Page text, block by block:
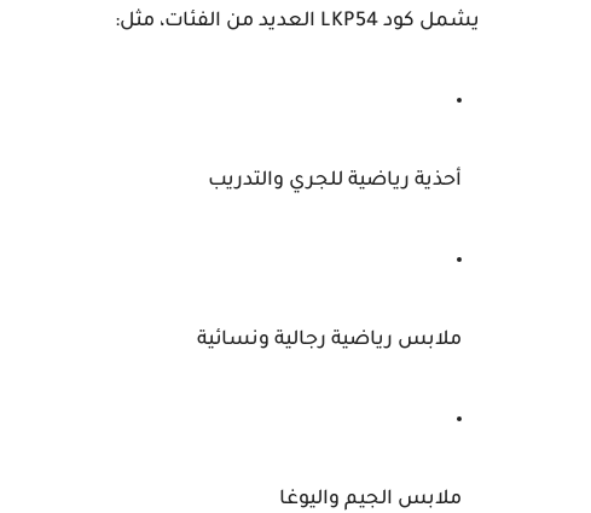
يشمل كود LKP54 العديد من الفئات، مثل:
أحذية رياضية للجري والتدريب
ملابس رياضية رجالية ونسائية
ملابس الجيم واليوغا